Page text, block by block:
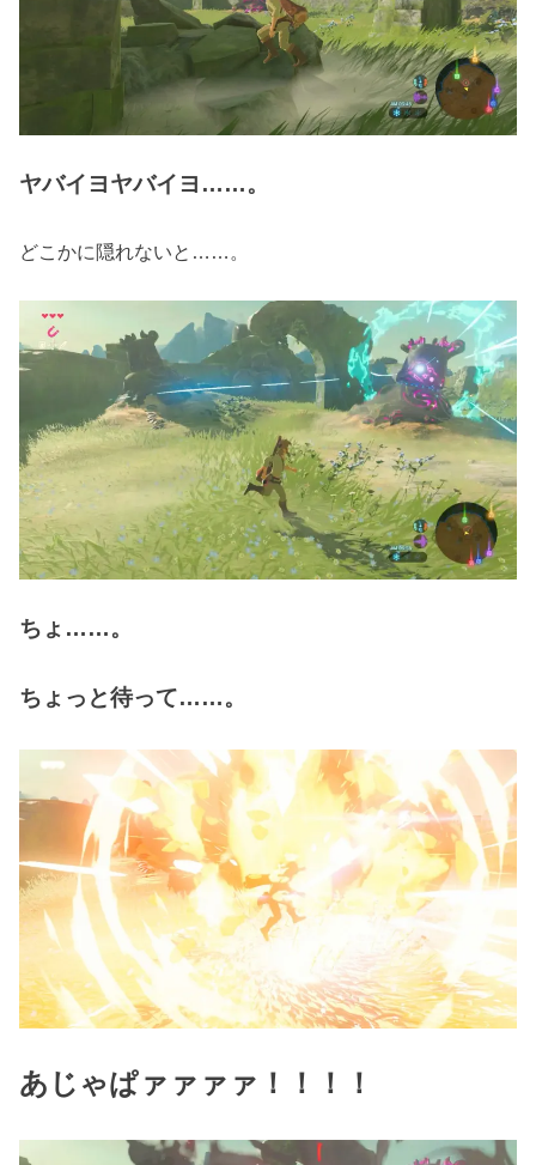
ヤバイヨヤバイヨ……。
どこかに隠れないと……。
ちょ……。
ちょっと待って……。
あじゃぱァァァァ！！！！